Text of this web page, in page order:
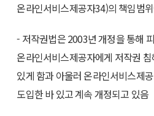
온라인서비스제공자34)의 책임범
- 저작권법은 2003년 개정을 통해
온라인서비스제공자에게 저작권
있게 함과 아울러 온라인서비스제
도입한 바 있고 계속 개정되고 있음